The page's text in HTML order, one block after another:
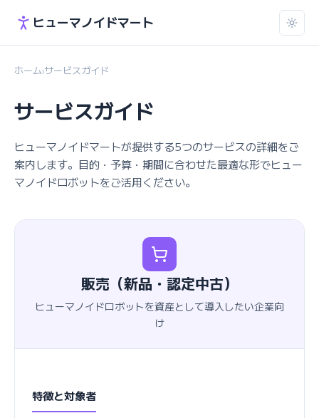
ヒューマノイドマート
ホーム›サービスガイド
サービスガイド
ヒューマノイドマートが提供する5つのサービスの詳細をご
案内します。目的・予算・期間に合わせた最適な形でヒュー
マノイドロボットをご活用ください。
販売（新品・認定中古）
ヒューマノイドロボットを資産として導入したい企業向
け
特徴と対象者